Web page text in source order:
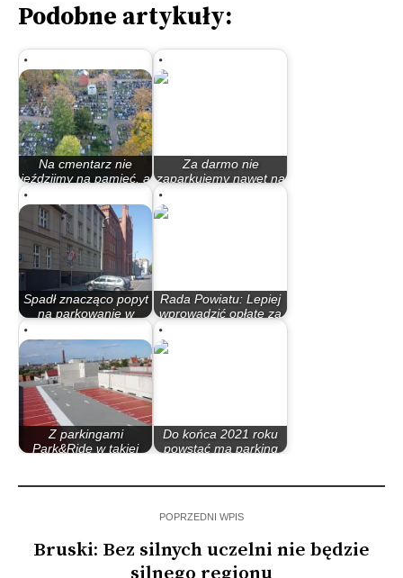
Podobne artykuły:
Na cmentarz nie
jeździjmy na pamięć, a
Za darmo nie
zaparkujemy nawet na
Spadł znacząco popyt
na parkowanie w
Rada Powiatu: Lepiej
wprowadzić opłatę za
Z parkingami
Park&Ride w takiej
Do końca 2021 roku
powstać ma parking
POPRZEDNI WPIS
Bruski: Bez silnych uczelni nie będzie
silnego regionu